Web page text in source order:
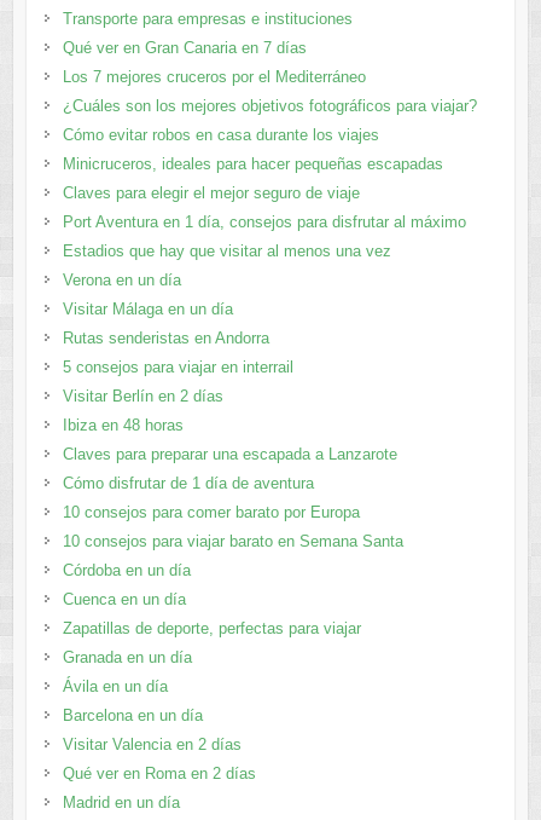
Transporte para empresas e instituciones
Qué ver en Gran Canaria en 7 días
Los 7 mejores cruceros por el Mediterráneo
¿Cuáles son los mejores objetivos fotográficos para viajar?
Cómo evitar robos en casa durante los viajes
Minicruceros, ideales para hacer pequeñas escapadas
Claves para elegir el mejor seguro de viaje
Port Aventura en 1 día, consejos para disfrutar al máximo
Estadios que hay que visitar al menos una vez
Verona en un día
Visitar Málaga en un día
Rutas senderistas en Andorra
5 consejos para viajar en interrail
Visitar Berlín en 2 días
Ibiza en 48 horas
Claves para preparar una escapada a Lanzarote
Cómo disfrutar de 1 día de aventura
10 consejos para comer barato por Europa
10 consejos para viajar barato en Semana Santa
Córdoba en un día
Cuenca en un día
Zapatillas de deporte, perfectas para viajar
Granada en un día
Ávila en un día
Barcelona en un día
Visitar Valencia en 2 días
Qué ver en Roma en 2 días
Madrid en un día